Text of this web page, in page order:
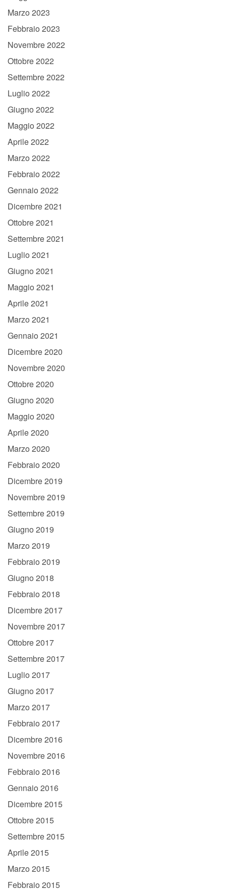
Marzo 2023
Febbraio 2023
Novembre 2022
Ottobre 2022
Settembre 2022
Luglio 2022
Giugno 2022
Maggio 2022
Aprile 2022
Marzo 2022
Febbraio 2022
Gennaio 2022
Dicembre 2021
Ottobre 2021
Settembre 2021
Luglio 2021
Giugno 2021
Maggio 2021
Aprile 2021
Marzo 2021
Gennaio 2021
Dicembre 2020
Novembre 2020
Ottobre 2020
Giugno 2020
Maggio 2020
Aprile 2020
Marzo 2020
Febbraio 2020
Dicembre 2019
Novembre 2019
Settembre 2019
Giugno 2019
Marzo 2019
Febbraio 2019
Giugno 2018
Febbraio 2018
Dicembre 2017
Novembre 2017
Ottobre 2017
Settembre 2017
Luglio 2017
Giugno 2017
Marzo 2017
Febbraio 2017
Dicembre 2016
Novembre 2016
Febbraio 2016
Gennaio 2016
Dicembre 2015
Ottobre 2015
Settembre 2015
Aprile 2015
Marzo 2015
Febbraio 2015